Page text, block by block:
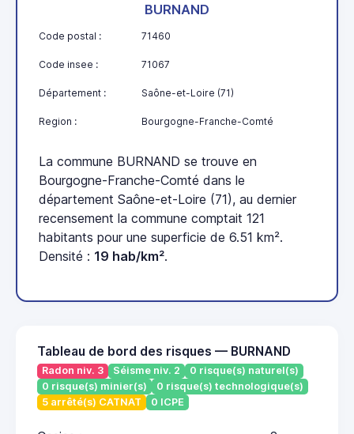
BURNAND
Code postal : 71460
Code insee : 71067
Département : Saône-et-Loire (71)
Region : Bourgogne-Franche-Comté
La commune BURNAND se trouve en
Bourgogne-Franche-Comté dans le
département Saône-et-Loire (71), au dernier
recensement la commune comptait 121
habitants pour une superficie de 6.51 km².
Densité : 19 hab/km².
Tableau de bord des risques — BURNAND
Radon niv. 3 Séisme niv. 2
0 risque(s) naturel(s)
0 risque(s) minier(s)
0 risque(s) technologique(s)
5 arrêté(s) CATNAT
0 ICPE